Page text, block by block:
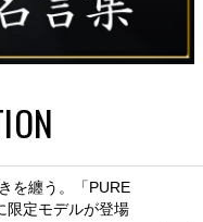
を纏う。「PURE
限定モデルが登場